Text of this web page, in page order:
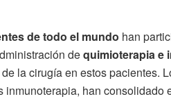
de todo el mundo han
dequimioterapia e
la cirugía en estos pacientes.
han consolidado